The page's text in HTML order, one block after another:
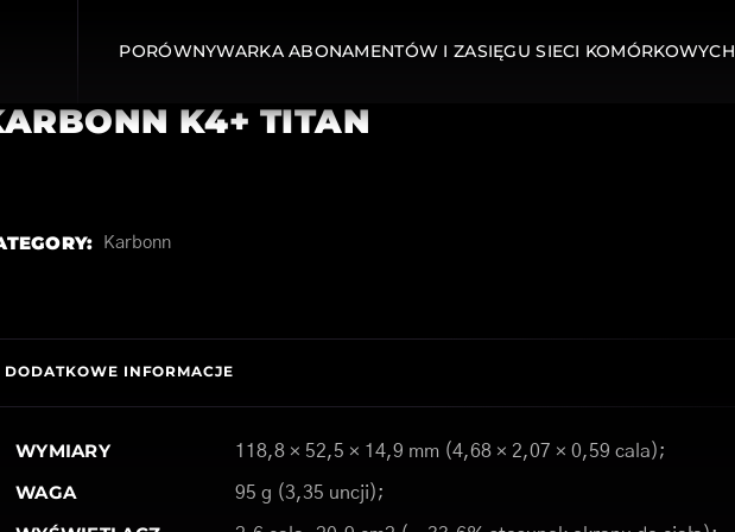
PORÓWNYWARKA ABONAMENTÓW I ZASIĘGU SIECI KOMÓRKOWYCH
K4+ TITAN
Karbonn
DODATKOWE INFORMACJE
WYMIARY 118,8 × 52,5 × 14,9 mm (4,68 × 2,07 × 0,59 cala);
WAGA 95 g (3,35 uncji);